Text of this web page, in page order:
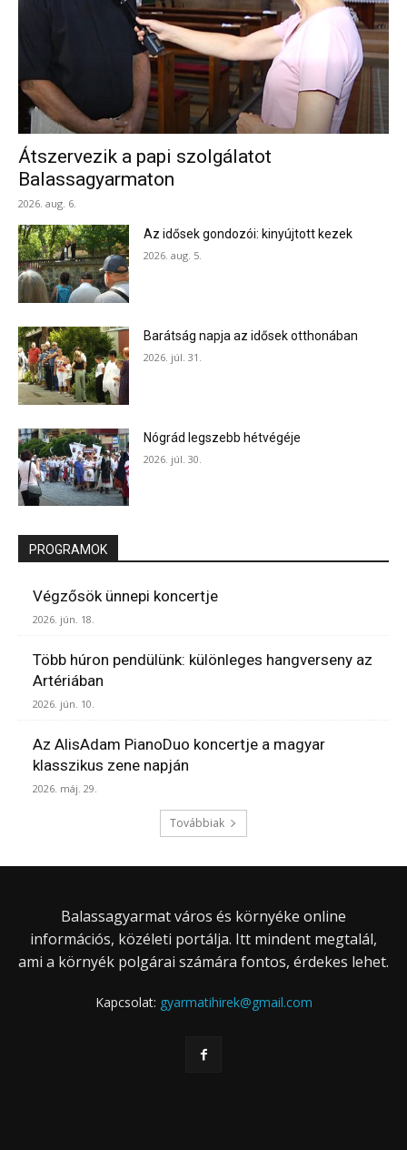
Átszervezik a papi szolgálatot
Balassagyarmaton
2026. aug. 6.
Az idősek gondozói: kinyújtott kezek
2026. aug. 5.
Barátság napja az idősek otthonában
2026. júl. 31.
Nógrád legszebb hétvégéje
2026. júl. 30.
PROGRAMOK
Végzősök ünnepi koncertje
2026. jún. 18.
Több húron pendülünk: különleges hangverseny az
Artériában
2026. jún. 10.
Az AlisAdam PianoDuo koncertje a magyar
klasszikus zene napján
2026. máj. 29.
Továbbiak
Balassagyarmat város és környéke online
információs, közéleti portálja. Itt mindent megtalál,
ami a környék polgárai számára fontos, érdekes lehet.
Kapcsolat: gyarmatihirek@gmail.com